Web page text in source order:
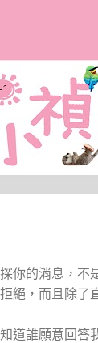
你的消息，不
絕，而且除了
知道誰願意回